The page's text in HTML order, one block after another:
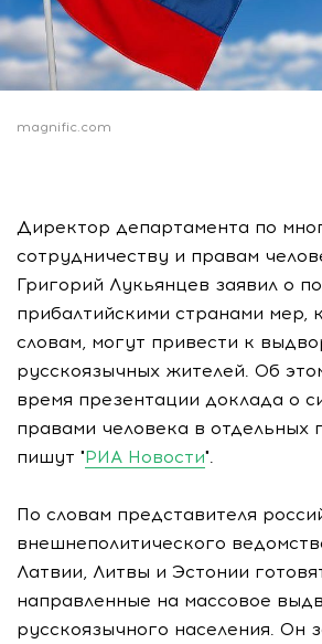
magnific.com
Директор департамента по
сотрудничеству и правам
Григорий Лукьянцев заявил о
прибалтийскими странами мер,
словам, могут привести к
русскоязычных жителей. Об
время презентации доклада о
правами человека в отдельных
пишут "РИА Новости".
По словам представителя
внешнеполитического
Латвии, Литвы и Эстонии
направленные на массовое
русскоязычного населения. Он